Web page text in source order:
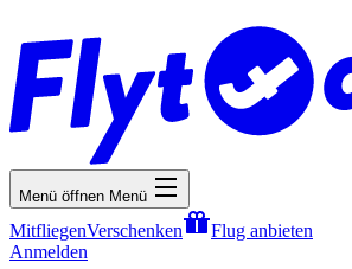
Menü öffnen Menü
MitfliegenVerschenken
Flug anbieten
Anmelden